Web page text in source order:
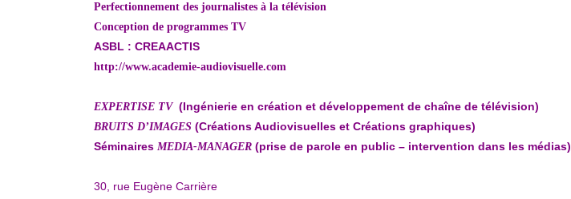
Perfectionnement des journalistes à la télévision
Conception de programmes TV
ASBL : CREAACTIS
http://www.academie-audiovisuelle.com
EXPERTISE TV(Ingénierie en création et développement de chaîne de télévision)
BRUITS D’IMAGES (Créations Audiovisuelles et Créations graphiques)
Séminaires MEDIA-MANAGER (prise de parole en public – intervention dans les médias)
30, rue Eugène Carrière